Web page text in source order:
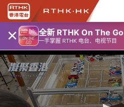
× 全新 RTHK On The Go
一手掌握 RTHK 电台、电视节目